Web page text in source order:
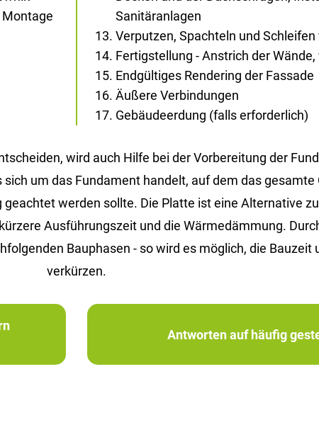
Montage
Sanitäranlagen
Verputzen, Spachteln und
Fertigstellung - Anstrich der
Endgültiges Rendering der Fassade
Äußere Verbindungen
Gebäudeerdung (falls erforderlich)
wird auch Hilfe bei der Vorbereitung der
um das Fundament handelt, auf dem das
werden sollte. Die Platte ist eine Alternative
Ausführungszeit und die Wärmedämmung.
Bauphasen - so wird es möglich, die Bauzeit
verkürzen.
Antworten auf häufig